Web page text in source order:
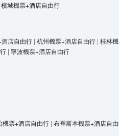
檳城機票+酒店自由行
店自由行 | 杭州機票+酒店自由行 | 桂林
| 寧波機票+酒店自由行
機票+酒店自由行 | 布裡斯本機票+酒店自